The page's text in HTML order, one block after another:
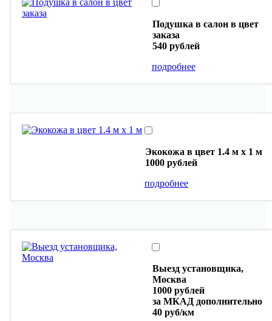
Подушка в салон в цвет
заказа
540 рублей
подробнее
Экокожа в цвет 1.4 м х 1 м
1000 рублей
подробнее
Выезд установщика,
Москва
1000 рублей
за МКАД дополнительно
40 руб/км